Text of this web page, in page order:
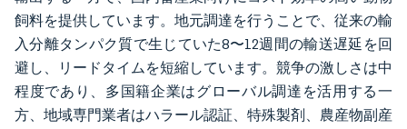
飼料を提供しています。地元調達を行うことで、従来の輸
入分離タンパク質で生じていた8〜12週間の輸送遅延を回
避し、リードタイムを短縮しています。競争の激しさは中
程度であり、多国籍企業はグローバル調達を活用する一
方、地域専門業者はハラール認証、特殊製剤、農産物副産